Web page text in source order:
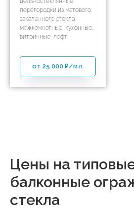
перегородки из матового
закаленного стекла:
межкомнатные, кухонные,
витринные, лофт
от 25 000 ₽/м.п.
Цены на
балконные
стекла